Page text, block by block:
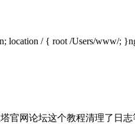
location / { root /Users/www/;
官网论坛这个教程清理了日